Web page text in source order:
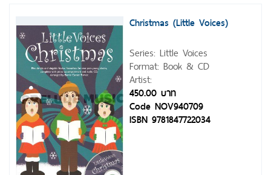
Christmas (Little Voices)
Series: Little Voices
Format: Book & CD
Artist:
450.00 บาท
Code NOV940709
ISBN 9781847722034